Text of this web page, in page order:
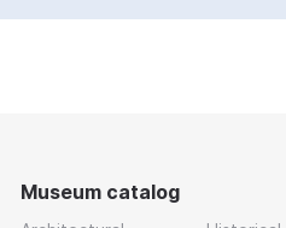
Museum catalog